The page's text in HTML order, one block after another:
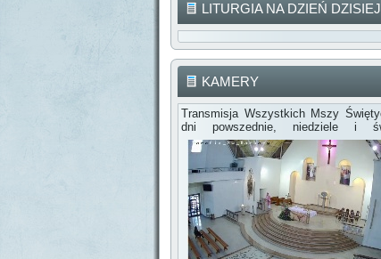
LITURGIA NA DZIEŃ
KAMERY
Transmisja Wszystkich Mszy
dni powszednie, niedziele i